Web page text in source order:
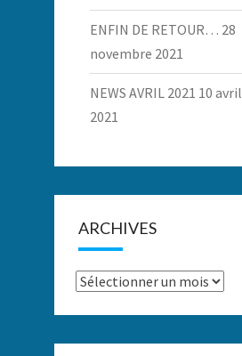
ENFIN DE RETOUR… 28
novembre 2021
NEWS AVRIL 2021 10 avril
2021
ARCHIVES
Archives